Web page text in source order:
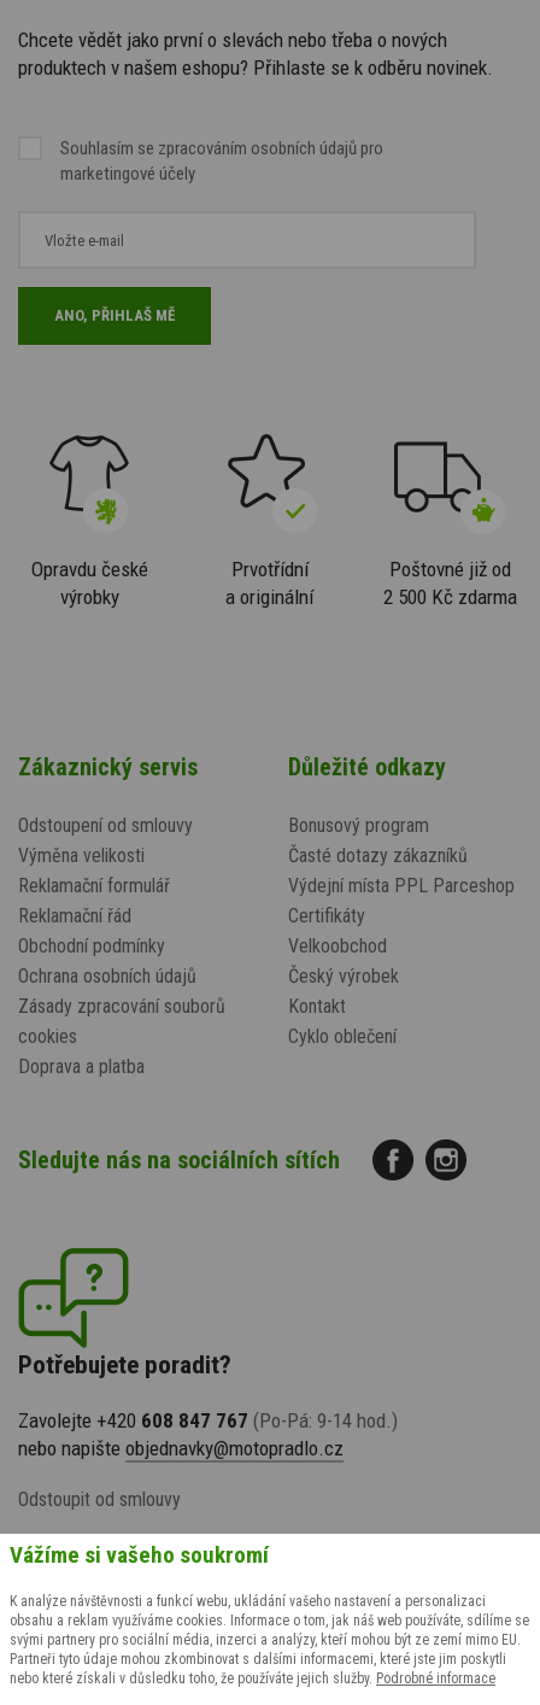
Chcete vědět jako první o slevách nebo třeba o nových
produktech v našem eshopu? Přihlaste se k odběru novinek.
Souhlasím se zpracováním osobních údajů pro
marketingové účely
Opravdu české
výrobky
Prvotřídní
a originální
Poštovné již od
2 500 Kč zdarma
Zákaznický servis
Odstoupení od smlouvy
Výměna velikosti
Reklamační formulář
Reklamační řád
Obchodní podmínky
Ochrana osobních údajů
Zásady zpracování souborů
cookies
Doprava a platba
Důležité odkazy
Bonusový program
Časté dotazy zákazníků
Výdejní místa PPL Parceshop
Certifikáty
Velkoobchod
Český výrobek
Kontakt
Cyklo oblečení
Sledujte nás na sociálních sítích
Potřebujete poradit?
Zavolejte +420 608 847 767 (Po-Pá: 9-14 hod.)
nebo napište objednavky@motopradlo.cz
Odstoupit od smlouvy
Vážíme si vašeho soukromí
K analýze návštěvnosti a funkcí webu, ukládání vašeho nastavení a personalizaci
obsahu a reklam využíváme cookies. Informace o tom, jak náš web používáte, sdílíme se
svými partnery pro sociální média, inzerci a analýzy, kteří mohou být ze zemí mimo EU.
Partneři tyto údaje mohou zkombinovat s dalšími informacemi, které jste jim poskytli
nebo které získali v důsledku toho, že používáte jejich služby. Podrobné informace